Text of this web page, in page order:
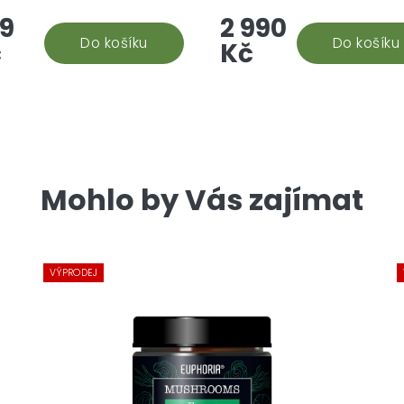
Do košíku
kdo chtějí podpořit
paměť a zlepšit
2 990
Kč Do košíku
můžete zakoupit za super
Představte si to:...
Mohlo by Vás zajímat
VÝPRODEJ